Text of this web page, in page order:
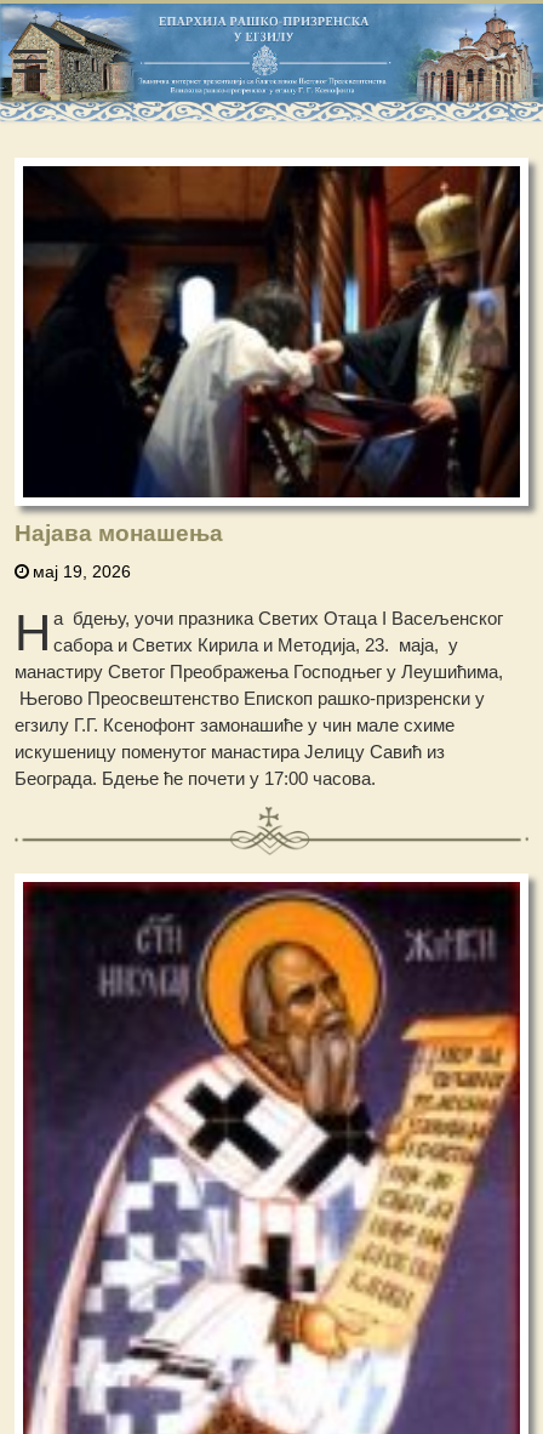
Најава монашења
мај 19, 2026
Н а бдењу, уочи празника Светих Отаца I Васељенског
сабора и Светих Кирила и Методија, 23. маја, у
манастиру Светог Преображења Господњег у Леушићима,
Његово Преосвештенство Епископ рашко-призренски у
егзилу Г.Г. Ксенофонт замонашиће у чин мале схиме
искушеницу поменутог манастира Јелицу Савић из
Београда. Бдење ће почети у 17:00 часова.